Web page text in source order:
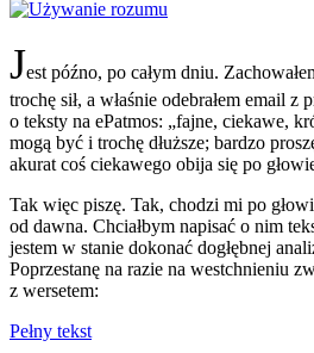
Jest późno, po całym dniu.
trochę sił, a właśnie odebrałem email z
o teksty na ePatmos: „fajne, ciekawe,
mogą być i trochę dłuższe; bardzo
akurat coś ciekawego obija się po
Tak więc piszę. Tak, chodzi mi po
od dawna. Chciałbym napisać o nim
jestem w stanie dokonać dogłębnej
Poprzestanę na razie na westchnieniu
z wersetem:
Pełny tekst